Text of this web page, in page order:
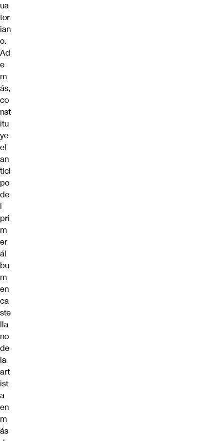
ua
tor
ian
o.
Ad
e
m
ás,
co
nst
itu
ye
el
an
tici
po
de
l
pri
m
er
ál
bu
m
en
ca
ste
lla
no
de
la
art
ist
a
en
m
ás